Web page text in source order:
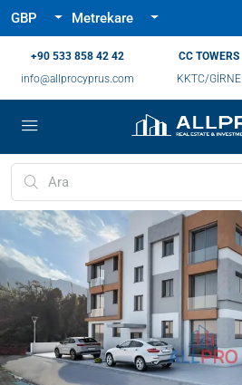
GBP Metrekare
‪+90 533 858 42 42‬
info@allprocyprus.com
CC TOWERS
KKTC/GİRNE